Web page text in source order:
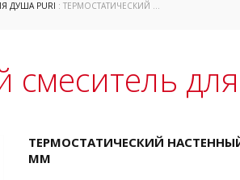
ДУША PURI : ТЕРМОСТАТИЧЕСКИЙ НАСТЕННЫЙ СМЕСИТЕЛЬ ДЛЯ ДУША PURI
смеситель
ТЕРМОСТАТИЧЕСКИЙ
MM